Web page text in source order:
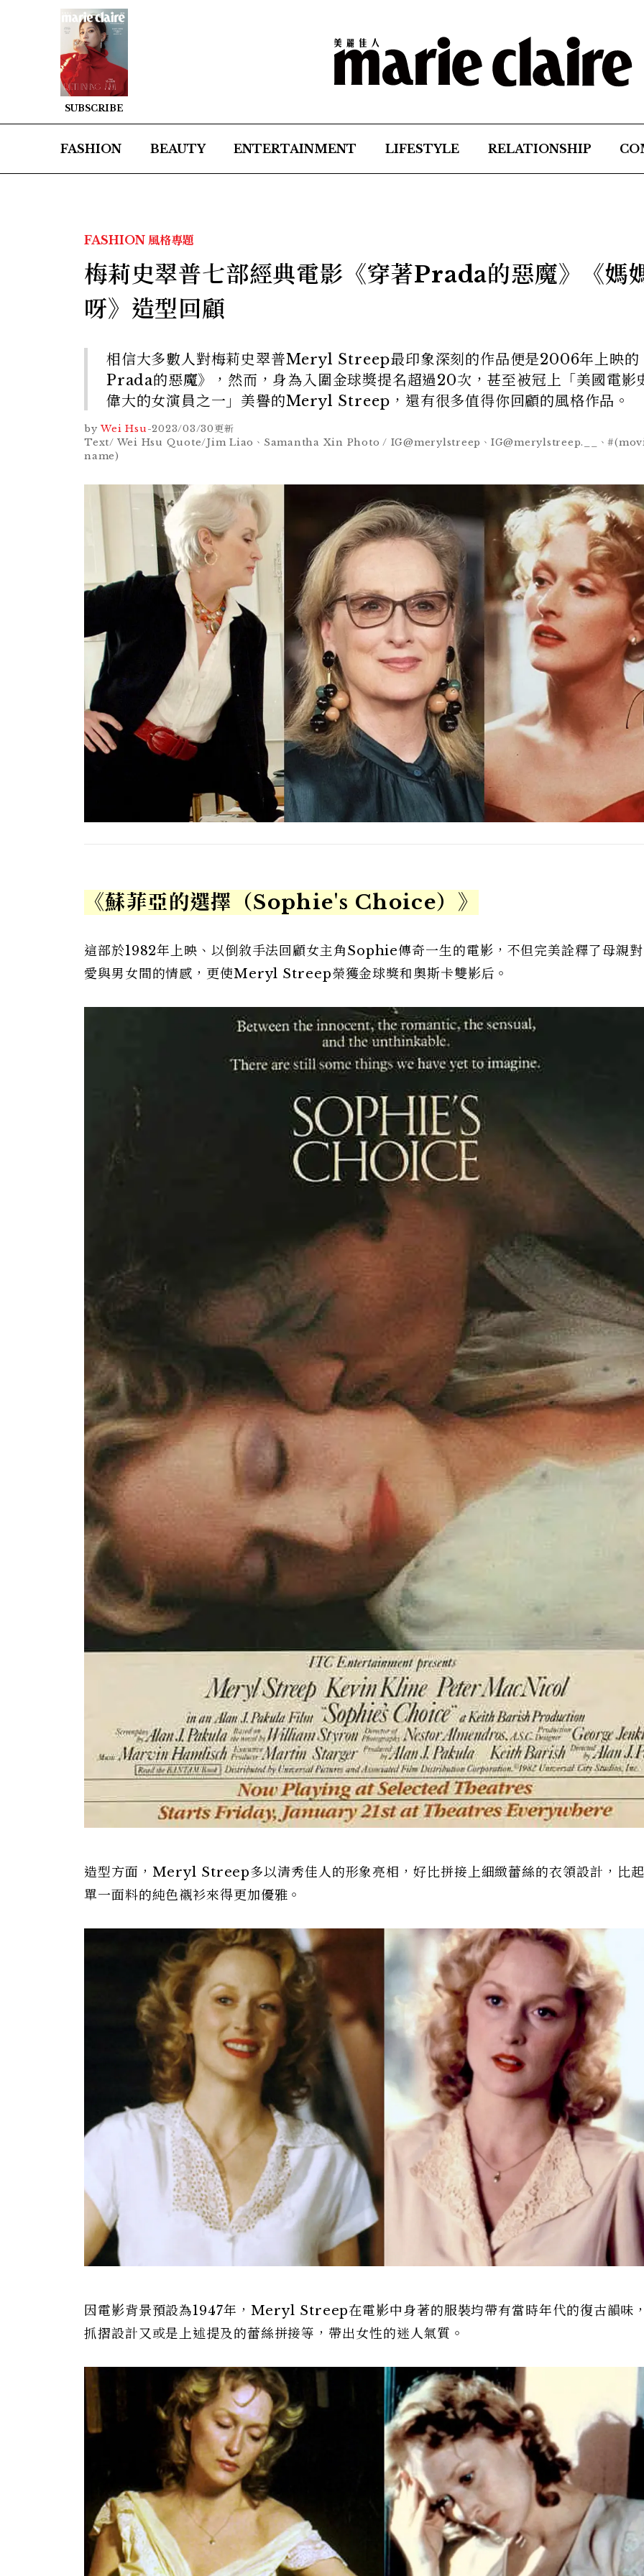
SUBSCRIBE
FASHION BEAUTY ENTERTAINMENT LIFESTYLE RELATIONSHIP
FASHION 風格專題
梅莉史翠普七部經典電影《穿著Prada的惡魔》《媽
呀》造型回顧
相信大多數人對梅莉史翠普Meryl Streep最印象深刻的作品便是2006年上映的
Prada的惡魔》，然而，身為入圍金球獎提名超過20次，甚至被冠上「美國電影
偉大的女演員之一」美譽的Meryl Streep，還有很多值得你回顧的風格作品。
by Wei Hsu-2023/03/30更新
Text/ Wei Hsu Quote/Jim Liao、Samantha Xin Photo / IG@merylstreep、IG@merylstreep.__、
name)
《蘇菲亞的選擇（Sophie's Choice）》
這部於1982年上映、以倒敘手法回顧女主角Sophie傳奇一生的電影，不但完美詮釋了母親
愛與男女間的情感，更使Meryl Streep榮獲金球獎和奧斯卡雙影后。
造型方面，Meryl Streep多以清秀佳人的形象亮相，好比拼接上細緻蕾絲的衣領設計，比
單一面料的純色襯衫來得更加優雅。
因電影背景預設為1947年，Meryl Streep在電影中身著的服裝均帶有當時年代的復古韻味
抓摺設計又或是上述提及的蕾絲拼接等，帶出女性的迷人氣質。